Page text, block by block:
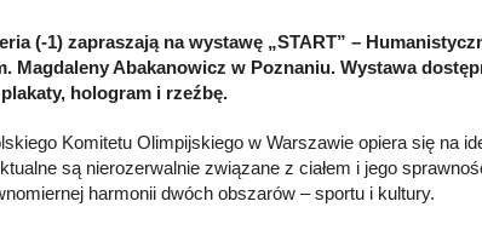
(-1) zapraszają na wystawę „START” –
Magdaleny Abakanowicz w Poznaniu. Wystawa
hologram i rzeźbę.
Komitetu Olimpijskiego w Warszawie opiera się na
są nierozerwalnie związane z ciałem i jego
harmonii dwóch obszarów – sportu i kultury.